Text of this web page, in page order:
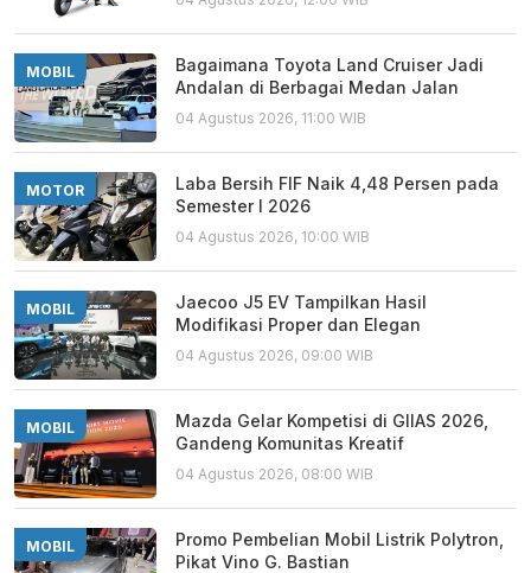
MOBIL
Bagaimana Toyota Land Cruiser Jadi
Andalan di Berbagai Medan Jalan
04 Agustus 2026, 11:00 WIB
MOTOR
Laba Bersih FIF Naik 4,48 Persen pada
Semester I 2026
04 Agustus 2026, 10:00 WIB
MOBIL
Jaecoo J5 EV Tampilkan Hasil
Modifikasi Proper dan Elegan
04 Agustus 2026, 09:00 WIB
MOBIL
Mazda Gelar Kompetisi di GIIAS 2026,
Gandeng Komunitas Kreatif
04 Agustus 2026, 08:00 WIB
MOBIL
Promo Pembelian Mobil Listrik Polytron,
Pikat Vino G. Bastian